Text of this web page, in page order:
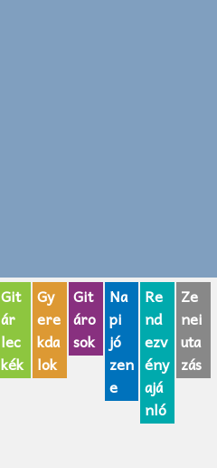
Git
ár
lec
kék
Gy
ere
kda
lok
Git
áro
sok
Na
pi
jó
zen
e
Re
nd
ezv
ény
ajá
nló
Ze
nei
uta
zás